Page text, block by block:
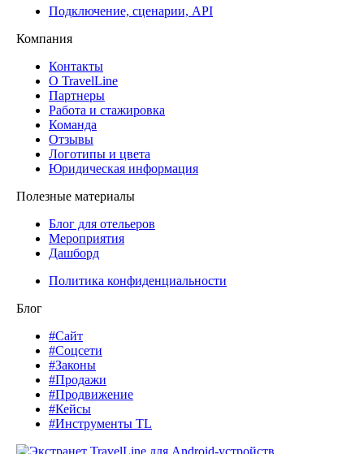
Подключение, сценарии, API
Компания
Контакты
О TravelLine
Партнеры
Работа и стажировка
Команда
Отзывы
Логотипы и цвета
Юридическая информация
Полезные материалы
Блог для отельеров
Мероприятия
Дашборд
Политика конфиденциальности
Блог
#Сайт
#Соцсети
#Законы
#Продажи
#Продвижение
#Кейсы
#Инструменты TL